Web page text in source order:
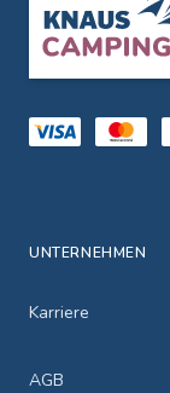
UNTERNEHMEN
Karriere
AGB